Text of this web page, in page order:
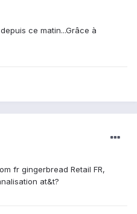
ce matin...Grâce à
fr gingerbread Retail FR,
at&t?